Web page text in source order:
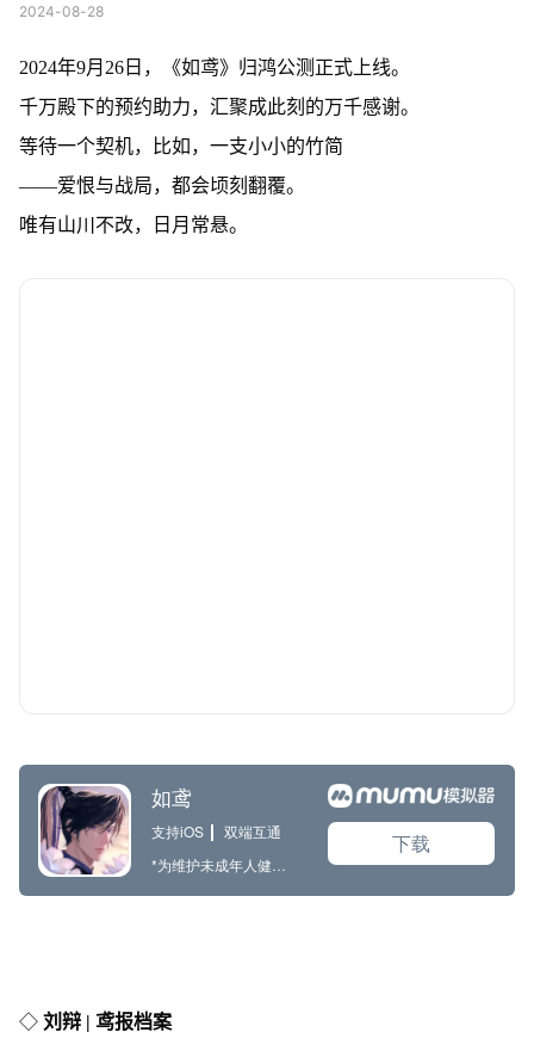
2024-08-28
2024年9月26日，《如鸢》归鸿公测正式上线。
千万殿下的预约助力，汇聚成此刻的万千感谢。
等待一个契机，比如，一支小小的竹简
——爱恨与战局，都会顷刻翻覆。
唯有山川不改，日月常悬。
◇ 刘辩 | 鸢报档案